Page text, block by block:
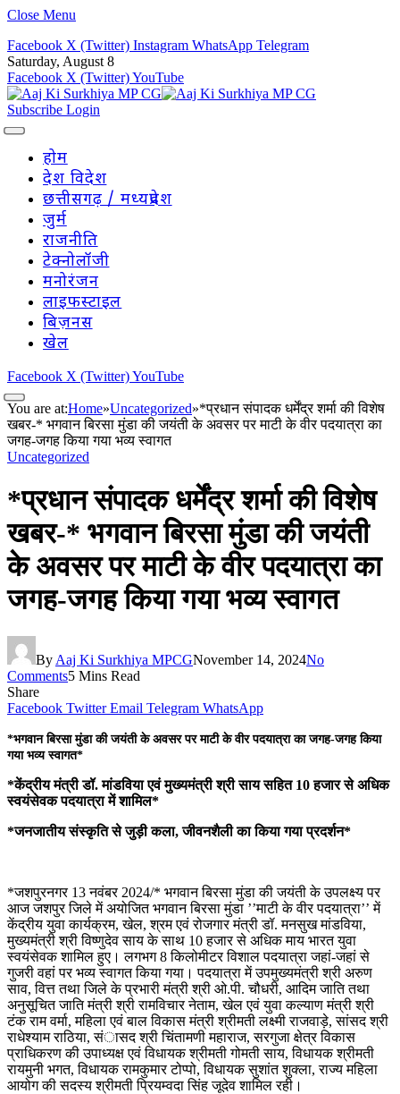
Close Menu
Facebook X (Twitter) Instagram WhatsApp Telegram
Saturday, August 8
Facebook X (Twitter)YouTube
Subscribe Login
होम
देश विदेश
छत्तीसगढ़ / मध्यप्रदेश
जुर्म
राजनीति
टेक्नोलॉजी
मनोरंजन
लाइफस्टाइल
बिज़नस
खेल
Facebook X (Twitter)YouTube
You are at:Home»Uncategorized»*प्रधान संपादक धर्मेंद्र शर्मा की विशेष
खबर-* भगवान बिरसा मुंडा की जयंती के अवसर पर माटी के वीर पदयात्रा का
जगह-जगह किया गया भव्य स्वागत
Uncategorized
*प्रधान संपादक धर्मेंद्र शर्मा की विशेष
खबर-* भगवान बिरसा मुंडा की जयंती
के अवसर पर माटी के वीर पदयात्रा का
जगह-जगह किया गया भव्य स्वागत
By Aaj Ki Surkhiya MPCGNovember 14, 2024No
Comments5 Mins Read
Share
Facebook Twitter Email Telegram WhatsApp
*भगवान बिरसा मुंडा की जयंती के अवसर पर माटी के वीर पदयात्रा का जगह-जगह किया
गया भव्य स्वागत*
*केंद्रीय मंत्री डॉ. मांडविया एवं मुख्यमंत्री श्री साय सहित 10 हजार से अधिक
स्वयंसेवक पदयात्रा में शामिल*
*जनजातीय संस्कृति से जुड़ी कला, जीवनशैली का किया गया प्रदर्शन*
*जशपुरनगर 13 नवंबर 2024/* भगवान बिरसा मुंडा की जयंती के उपलक्ष्य पर
आज जशपुर जिले में अयोजित भगवान बिरसा मुंडा ’’माटी के वीर पदयात्रा’’ में
केंद्रीय युवा कार्यक्रम, खेल, श्रम एवं रोजगार मंत्री डॉ. मनसुख मांडविया,
मुख्यमंत्री श्री विष्णुदेव साय के साथ 10 हजार से अधिक माय भारत युवा
स्वयंसेवक शामिल हुए। लगभग 8 किलोमीटर विशाल पदयात्रा जहां-जहां से
गुजरी वहां पर भव्य स्वागत किया गया। पदयात्रा में उपमुख्यमंत्री श्री अरुण
साव, वित्त तथा जिले के प्रभारी मंत्री श्री ओ.पी. चौधरी, आदिम जाति तथा
अनुसूचित जाति मंत्री श्री रामविचार नेताम, खेल एवं युवा कल्याण मंत्री श्री
टंक राम वर्मा, महिला एवं बाल विकास मंत्री श्रीमती लक्ष्मी राजवाड़े, सांसद श्री
राधेश्याम राठिया, संासद श्री चिंतामणी महाराज, सरगुजा क्षेत्र विकास
प्राधिकरण की उपाध्यक्ष एवं विधायक श्रीमती गोमती साय, विधायक श्रीमती
रायमुनी भगत, विधायक रामकुमार टोप्पो, विधायक सुशांत शुक्ला, राज्य महिला
आयोग की सदस्य श्रीमती प्रियम्वदा सिंह जूदेव शामिल रही।